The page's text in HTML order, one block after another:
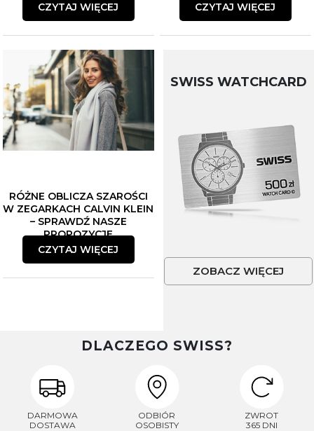
CZYTAJ WIĘCEJ CZYTAJ WIĘCEJ
RÓŻNE OBLICZA SZAROŚCI
W ZEGARKACH CALVIN KLEIN
– SPRAWDŹ NASZE
PROPOZYCJE
CZYTAJ WIĘCEJ
SWISS WATCHCARD
ZOBACZ WIĘCEJ
DLACZEGO SWISS?
DARMOWA
DOSTAWA
ODBIÓR
OSOBISTY
ZWROT
365 DNI